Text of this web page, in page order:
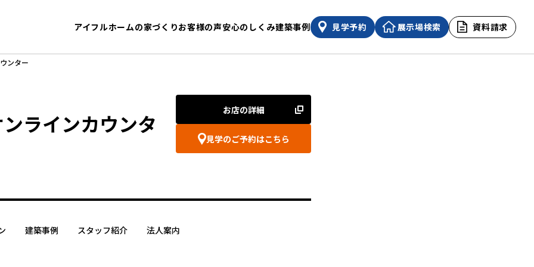
アイフルホームの家づくりお客様の声安心のしくみ建築事例 見学予約 展示場検索 資料請求
ンター
ラインカウンタ
お店の詳細
見学のご予約はこちら
建築事例 スタッフ紹介 法人案内